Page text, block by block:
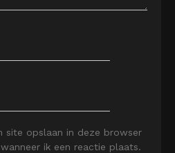
site opslaan in deze browser
ik een reactie plaats.